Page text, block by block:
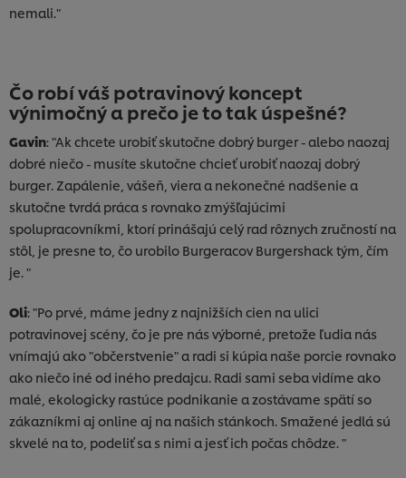
nemali."
Čo robí váš potravinový koncept
výnimočný a prečo je to tak úspešné?
Gavin: "Ak chcete urobiť skutočne dobrý burger - alebo naozaj
dobré niečo - musíte skutočne chcieť urobiť naozaj dobrý
burger. Zapálenie, vášeň, viera a nekonečné nadšenie a
skutočne tvrdá práca s rovnako zmýšľajúcimi
spolupracovníkmi, ktorí prinášajú celý rad rôznych zručností na
stôl, je presne to, čo urobilo Burgeracov Burgershack tým, čím
je. "
Oli: "Po prvé, máme jedny z najnižších cien na ulici
potravinovej scény, čo je pre nás výborné, pretože ľudia nás
vnímajú ako "občerstvenie" a radi si kúpia naše porcie rovnako
ako niečo iné od iného predajcu. Radi sami seba vidíme ako
malé, ekologicky rastúce podnikanie a zostávame spätí so
zákazníkmi aj online aj na našich stánkoch. Smažené jedlá sú
skvelé na to, podeliť sa s nimi a jesť ich počas chôdze. "